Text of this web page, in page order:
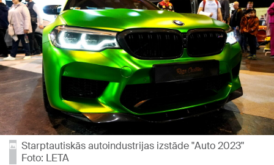
Starptautiskās autoindustrijas izstāde "Auto 2023"
Foto: LETA